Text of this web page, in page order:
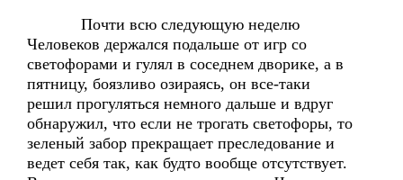
Почти всю следующую неделю
Человеков держался подальше от игр со
светофорами и гулял в соседнем дворике, а в
пятницу, боязливо озираясь, он все-таки
решил прогуляться немного дальше и вдруг
обнаружил, что если не трогать светофоры, то
зеленый забор прекращает преследование и
ведет себя так, как будто вообще отсутствует.